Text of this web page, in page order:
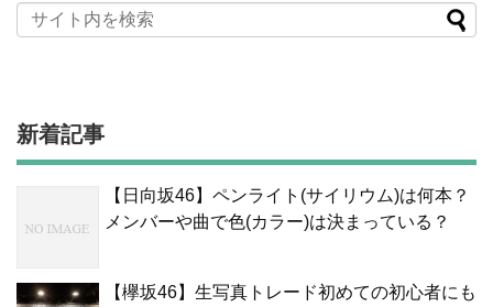
新着記事
【日向坂46】ペンライト(サイリウム)は何本？
メンバーや曲で色(カラー)は決まっている？
【欅坂46】生写真トレード初めての初心者にも